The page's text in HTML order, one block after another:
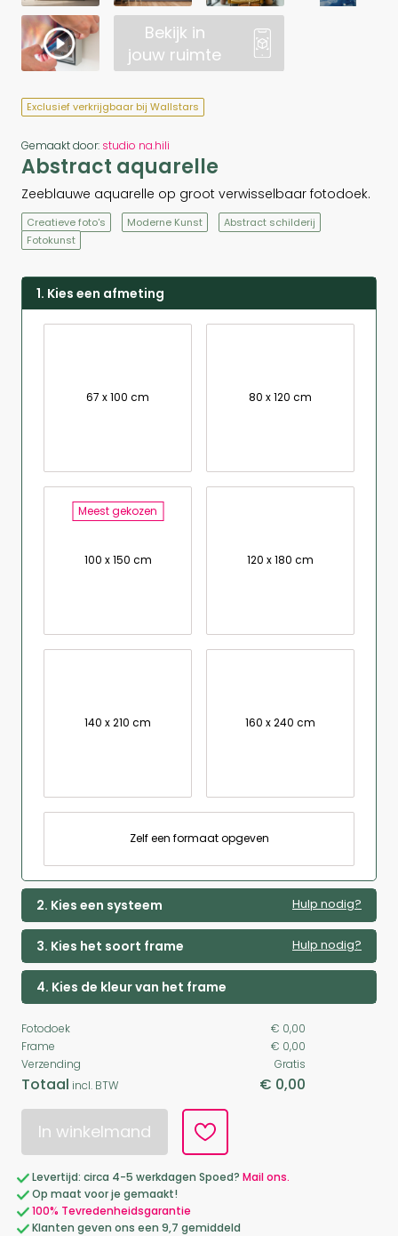
Bekijk in
jouw ruimte
Exclusief verkrijgbaar bij Wallstars
Gemaakt door: studio na.hili
Abstract aquarelle
Zeeblauwe aquarelle op groot verwisselbaar fotodoek.
Creatieve foto's Moderne Kunst
Abstract schilderij
Fotokunst
1. Kies een afmeting
67 x 100 cm 80 x 120 cm
Meest gekozen
100 x 150 cm 120 x 180 cm
140 x 210 cm 160 x 240 cm
Zelf een formaat opgeven
2. Kies een systeem Hulp nodig?
3. Kies het soort frame Hulp nodig?
4. Kies de kleur van het frame
Fotodoek
€ 0,00
Frame
€ 0,00
Verzending
Gratis
Totaal incl. BTW € 0,00
In winkelmand
Levertijd: circa 4-5 werkdagen Spoed? Mail ons.
Op maat voor je gemaakt!
100% Tevredenheidsgarantie
Klanten geven ons een 9,7 gemiddeld